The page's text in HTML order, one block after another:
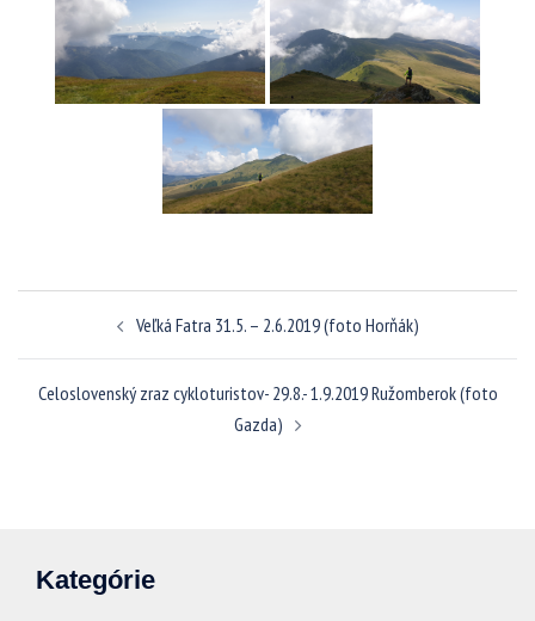
článkami Veľká Fatra 31.5. – 2.6.2019 (foto Horňák)
Celoslovenský zraz cykloturistov- 29.8.- 1.9.2019 Ružomberok (foto
Gazda)
Kategórie